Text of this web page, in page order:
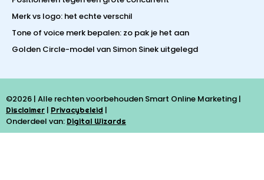
Merk vs logo: het echte verschil
Tone of voice merk bepalen: zo pak je het aan
Golden Circle-model van Simon Sinek uitgelegd
©2026 | Alle rechten voorbehouden Smart Online Marketing |
Disclaimer | Privacybeleid |
Onderdeel van: Digital Wizards